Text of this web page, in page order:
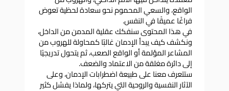
الواقع، والسعي المحموم نحو سعادة لحظية تعوض
فراغًا عميقًا في النفس.
في هذا المحتوى سنفكك عقلية المدمن من الداخل،
ونكشف كيف يبدأ الإدمان غالبًا كمحاولة للهروب من
المشاعر المؤلمة أو الواقع الصعب، ثم يتحول تدريجيًا
إلى دائرة مغلقة من الاعتماد والضعف.
ستتعرف معنا على طبيعة اضطرابات الإدمان، وعلى
الآثار النفسية والروحية التي يتركها، ولماذا يفشل كثير